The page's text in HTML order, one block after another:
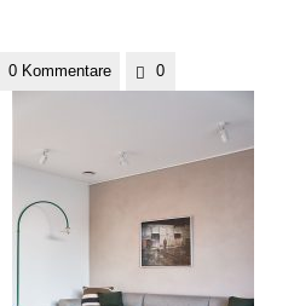
0 Kommentare 0